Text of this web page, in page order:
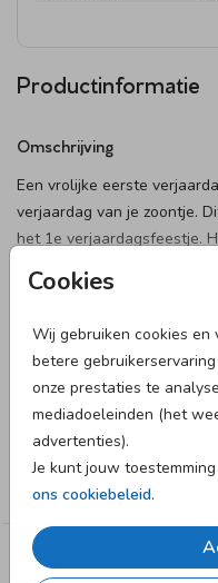
Cookies
Wij gebruiken cookies en
betere
onze prestaties te
mediadoeleinden (het
advertenties).
Je kunt jouw
ons cookiebeleid.
Productinformatie
Omschrijving
Een vrolijke eerste
verjaardag van je zoontje.
het 1e verjaardagsfeestje.
editor kan je het kaartje
Toon meer
Designer
Poppybird
Collectie
Verjaardag
Deze designs vind je